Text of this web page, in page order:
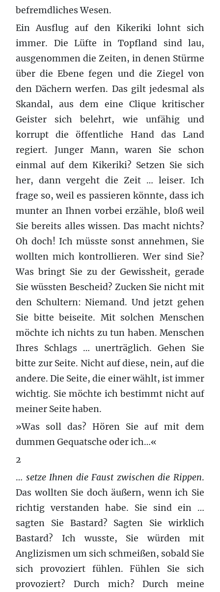
befremdliches Wesen.
Ein Ausflug auf den Kikeriki lohnt sich
immer. Die Lüfte in Topfland sind lau,
ausgenommen die Zeiten, in denen Stürme
über die Ebene fegen und die Ziegel von
den Dächern werfen. Das gilt jedesmal als
Skandal, aus dem eine Clique kritischer
Geister sich belehrt, wie unfähig und
korrupt die öffentliche Hand das Land
regiert. Junger Mann, waren Sie schon
einmal auf dem Kikeriki? Setzen Sie sich
her, dann vergeht die Zeit … leiser. Ich
frage so, weil es passieren könnte, dass ich
munter an Ihnen vorbei erzähle, bloß weil
Sie bereits alles wissen. Das macht nichts?
Oh doch! Ich müsste sonst annehmen, Sie
wollten mich kontrollieren. Wer sind Sie?
Was bringt Sie zu der Gewissheit, gerade
Sie wüssten Bescheid? Zucken Sie nicht mit
den Schultern: Niemand. Und jetzt gehen
Sie bitte beiseite. Mit solchen Menschen
möchte ich nichts zu tun haben. Menschen
Ihres Schlags … unerträglich. Gehen Sie
bitte zur Seite. Nicht auf diese, nein, auf die
andere. Die Seite, die einer wählt, ist immer
wichtig. Sie möchte ich bestimmt nicht auf
meiner Seite haben.
»Was soll das? Hören Sie auf mit dem
dummen Gequatsche oder ich…«
2
… setze Ihnen die Faust zwischen die Rippen.
Das wollten Sie doch äußern, wenn ich Sie
richtig verstanden habe. Sie sind ein …
sagten Sie Bastard? Sagten Sie wirklich
Bastard? Ich wusste, Sie würden mit
Anglizismen um sich schmeißen, sobald Sie
sich provoziert fühlen. Fühlen Sie sich
provoziert? Durch mich? Durch meine